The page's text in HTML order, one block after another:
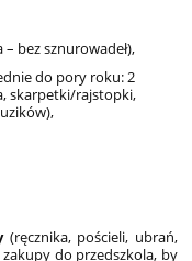
bez sznurowadeł),
do pory roku: 2
skarpetki/rajstopki,
(ręcznika, pościeli, ubrań,
do przedszkola, by